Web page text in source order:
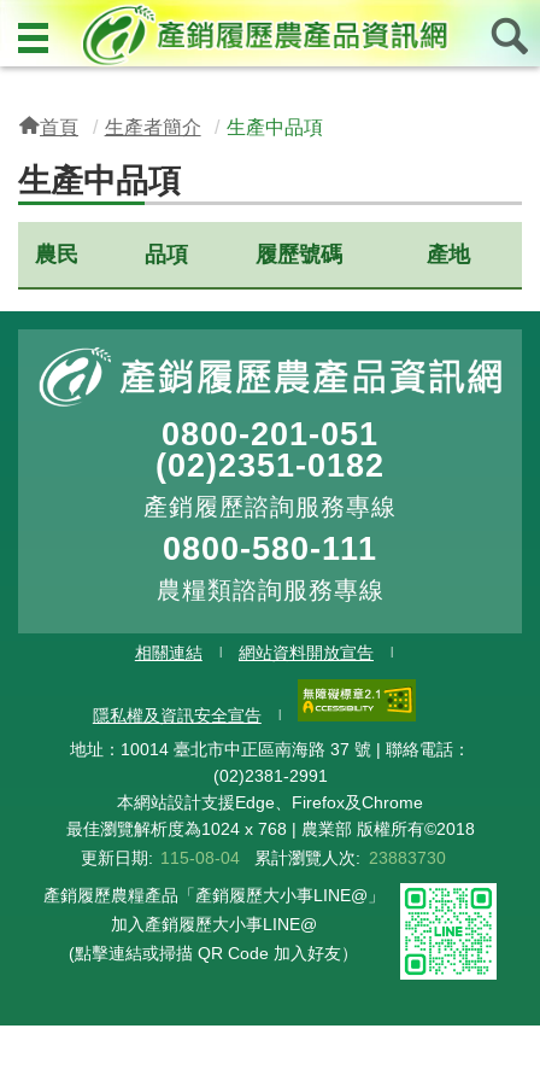
首頁 生產者簡介 生產中品項
生產中品項
農民 品項 履歷號碼 產地
0800-201-051
(02)2351-0182
產銷履歷諮詢服務專線
0800-580-111
農糧類諮詢服務專線
相關連結 網站資料開放宣告
隱私權及資訊安全宣告
地址：10014 臺北市中正區南海路 37 號 | 聯絡電話：
(02)2381-2991
本網站設計支援Edge、Firefox及Chrome
最佳瀏覽解析度為1024 x 768 | 農業部 版權所有©2018
更新日期: 115-08-04 累計瀏覽人次: 23883730
產銷履歷農糧產品「產銷履歷大小事LINE@」
加入產銷履歷大小事LINE@
(點擊連結或掃描 QR Code 加入好友）